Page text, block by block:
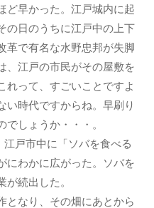
早かった。江戸城内に起
の日のうちに江戸中の上下
革で有名な水野忠邦が失脚
、江戸の市民がその屋敷を
れって、すごいことですよ
い時代ですからね。早刷り
しょうか・・・。
戸市中に「ソバを食べる
にわかに広がった。ソバを
続出した。
なり、その畑にあとから